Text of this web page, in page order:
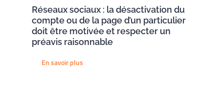
Réseaux sociaux : la désactivation du
compte ou de la page d’un particulier
doit être motivée et respecter un
préavis raisonnable
En savoir plus